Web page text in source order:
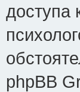
phpBB